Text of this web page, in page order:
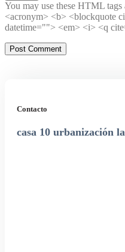
You may use these HTML tags
<acronym> <b> <blockquote
datetime=""> <em> <i> <q
Contacto
casa 10 urbanización